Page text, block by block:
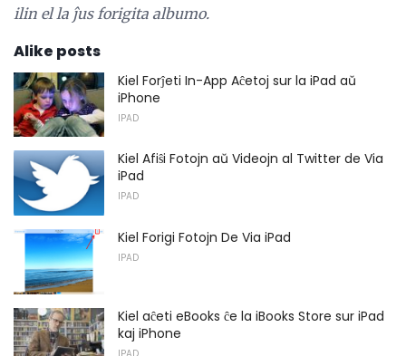
ilin el la ĵus forigita albumo.
Alike posts
Kiel Forĵeti In-App Aĉetoj sur la iPad aŭ
iPhone
IPAD
Kiel Afiŝi Fotojn aŭ Videojn al Twitter de Via
iPad
IPAD
Kiel Forigi Fotojn De Via iPad
IPAD
Kiel aĉeti eBooks ĉe la iBooks Store sur iPad
kaj iPhone